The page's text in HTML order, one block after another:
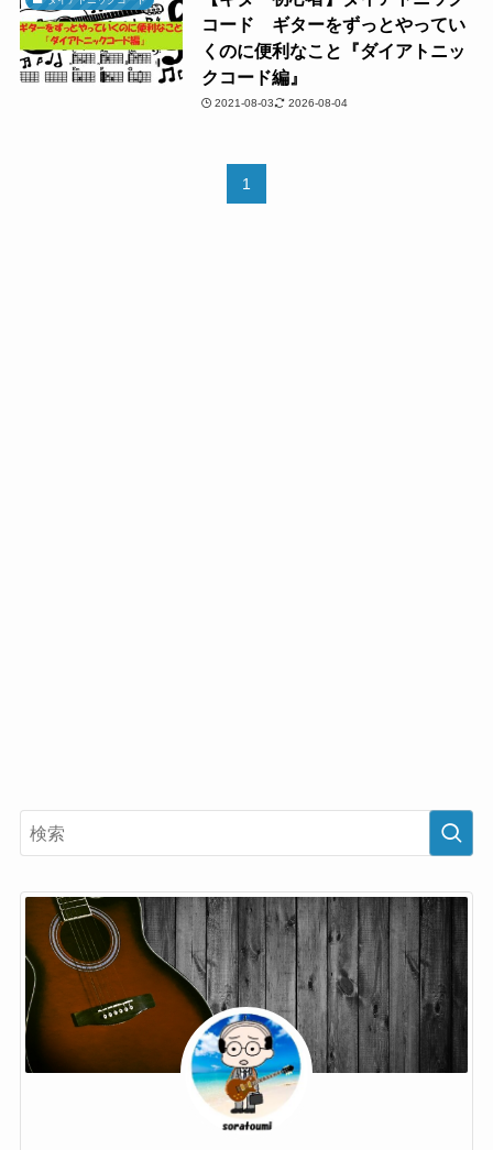
コード ギターをずっとやってい
くのに便利なこと『ダイアトニッ
クコード編』
2021-08-03 2026-08-04
1